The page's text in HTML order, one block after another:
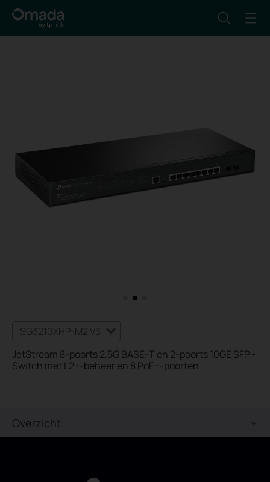
SG3210XHP-M2 V3
JetStream 8-poorts 2.5G BASE-T en 2-poorts 10GE SFP+
Switch met L2+-beheer en 8 PoE+-poorten
Overzicht